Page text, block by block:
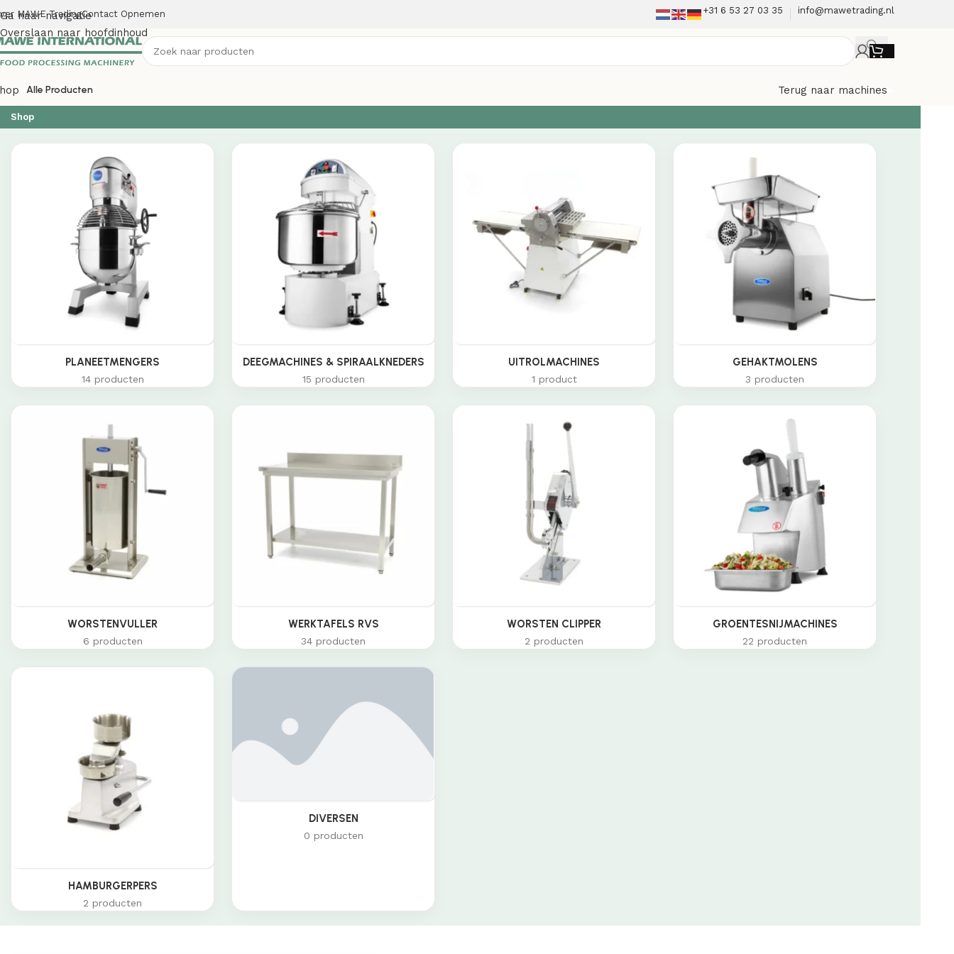
Ga naar navigatie
Overslaan naar hoofdinhoud
MAWE TradingContact Opnemen +31 6 53 27 03 35 info@mawetrading.nl
Alle Producten Terug naar machines
Shop
PLANEETMENGERS
14 producten
DEEGMACHINES & SPIRAALKNEDERS
15 producten
UITROLMACHINES
1 product
GEHAKTMOLENS
3 producten
WORSTENVULLER
6 producten
WERKTAFELS RVS
34 producten
WORSTEN CLIPPER
2 producten
GROENTESNIJMACHINES
22 producten
HAMBURGERPERS
2 producten
DIVERSEN
0 producten